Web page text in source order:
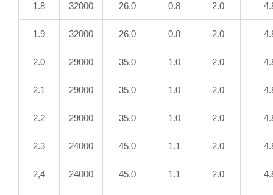
1.8 32000 26.0 0.8 2.0
1.9 32000 26.0 0.8 2.0
2.0 29000 35.0 1.0 2.0
2.1 29000 35.0 1.0 2.0
2.2 29000 35.0 1.0 2.0
2.3 24000 45.0 1.1 2.0
2,4 24000 45.0 1.1 2.0